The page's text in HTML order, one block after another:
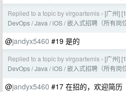
Replied to a topic by virgoartemis › [广州]
DevOps / Java / iOS / 嵌入式招聘（所有岗
@jandyx5460 #19 是的
Replied to a topic by virgoartemis › [广州]
DevOps / Java / iOS / 嵌入式招聘（所有岗
@jandyx5460 #17 在招的，欢迎简历